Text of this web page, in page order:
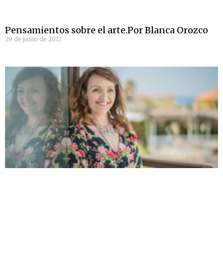
Pensamientos sobre el arte.Por Blanca Orozco
29 de junio de 2017